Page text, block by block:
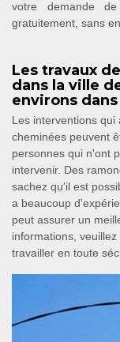
votre demande
gratuitement, sans
Les travaux
dans la ville
environs
Les interventions
cheminées peuvent
personnes qui n'ont
intervenir. Des
sachez qu'il est
a beaucoup
peut assurer un
informations,
travailler en toute